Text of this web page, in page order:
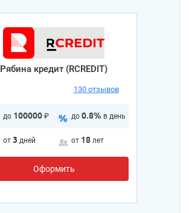
Рябина кредит (RCREDIT)
130 отзывов
до 100000 ₽ до 0.8% в день
от 3 дней от 18 лет
Оформить